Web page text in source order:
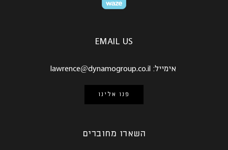
EMAIL US
אימייל: lawrence@dynamogroup.co.il
פנו אלינו
השארו מחוברים